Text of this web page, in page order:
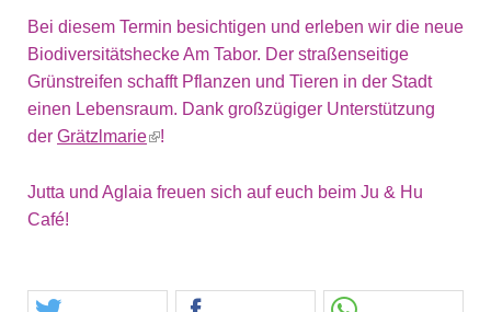
Bei diesem Termin besichtigen und erleben wir die neue
Biodiversitätshecke Am Tabor. Der straßenseitige
Grünstreifen schafft Pflanzen und Tieren in der Stadt
einen Lebensraum. Dank großzügiger Unterstützung
der Grätzlmarie !
Jutta und Aglaia freuen sich auf euch beim Ju & Hu
Café!